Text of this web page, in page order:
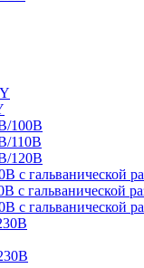
100В
110В
120В
гальванической
гальванической
гальванической